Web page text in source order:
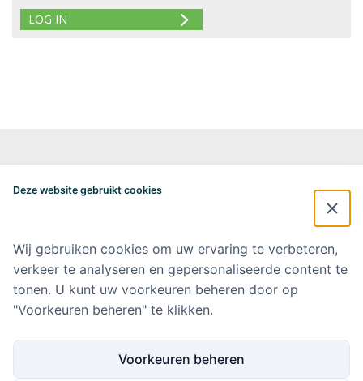
Postbus 7057
alzheimercentrum@amsterdamumc.nl
Doneer via: NL 42 INGB 0006 9052 76 Ten name van: Stichting Steun
Alzheimercentrum Amsterdam
Amsterdam UMC
Deze website gebruikt cookies
Wij gebruiken cookies om uw ervaring te verbeteren,
verkeer te analyseren en gepersonaliseerde content te
tonen. U kunt uw voorkeuren beheren door op
"Voorkeuren beheren" te klikken.
Voorkeuren beheren